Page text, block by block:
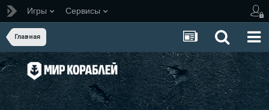
Игры Сервисы
Главная